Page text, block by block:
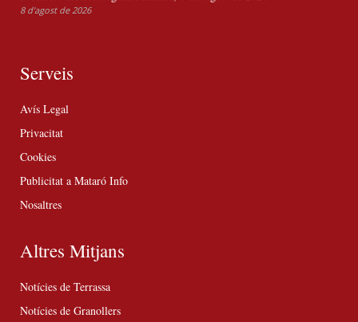
8 d'agost de 2026
Serveis
Avís Legal
Privacitat
Cookies
Publicitat a Mataró Info
Nosaltres
Altres Mitjans
Notícies de Terrassa
Notícies de Granollers